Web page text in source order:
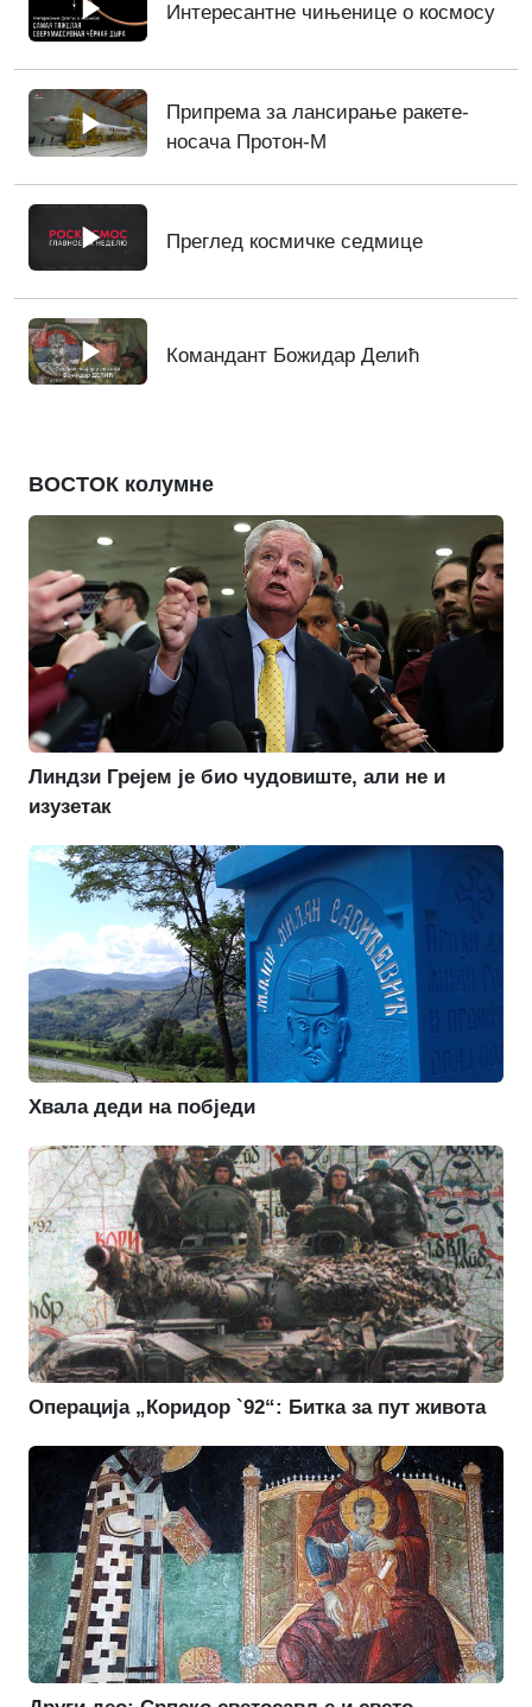
Интересантне чињенице о космосу
Припрема за лансирање ракете-
носача Протон-М
Преглед космичке седмице
Командант Божидар Делић
ВОСТОК колумне
Линдзи Грејем је био чудовиште, али не и
изузетак
Хвала деди на побједи
Операција „Коридор `92“: Битка за пут живота